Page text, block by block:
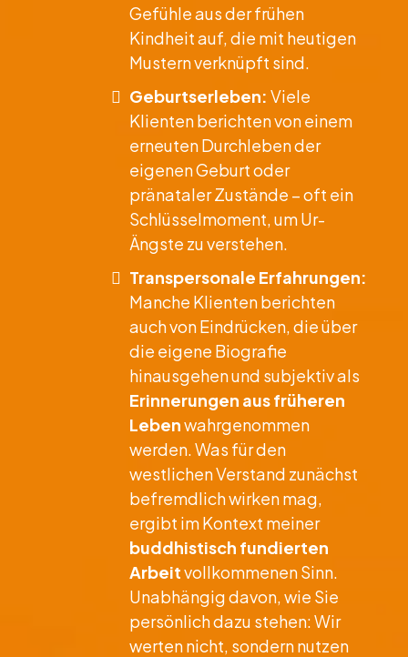
Gefühle aus der frühen
Kindheit auf, die mit heutigen
Mustern verknüpft sind.
Geburtserleben: Viele
Klienten berichten von einem
erneuten Durchleben der
eigenen Geburt oder
pränataler Zustände – oft ein
Schlüsselmoment, um Ur-
Ängste zu verstehen.
Transpersonale Erfahrungen:
Manche Klienten berichten
auch von Eindrücken, die über
die eigene Biografie
hinausgehen und subjektiv als
Erinnerungen aus früheren
Lebenwahrgenommen
werden. Was für den
westlichen Verstand zunächst
befremdlich wirken mag,
ergibt im Kontext meiner
buddhistisch fundierten
Arbeitvollkommenen Sinn.
Unabhängig davon, wie Sie
persönlich dazu stehen: Wir
werten nicht, sondern nutzen